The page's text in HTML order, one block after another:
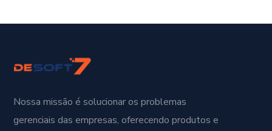
Nossa missão é solucionar os problemas
gerenciais das empresas, oferecendo produtos e